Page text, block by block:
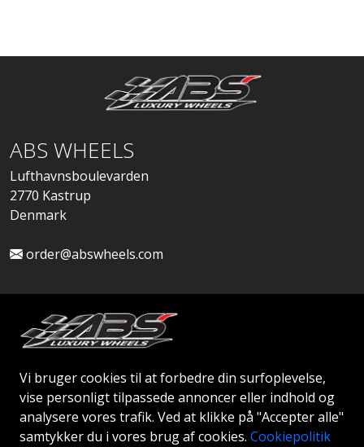
Vi bruger cookies til at forbedre din surfoplevelse,
vise personligt tilpassede annoncer eller indhold og
analysere vores trafik. Ved at klikke på "Accepter alle"
samtykker du i vores brug af cookies. Cookiepolitik
ABS WHEELS
Lufthavnsboulevarden
2770 Kastrup
Denmark
order@abswheels.com
Ansøg om Firmakonto